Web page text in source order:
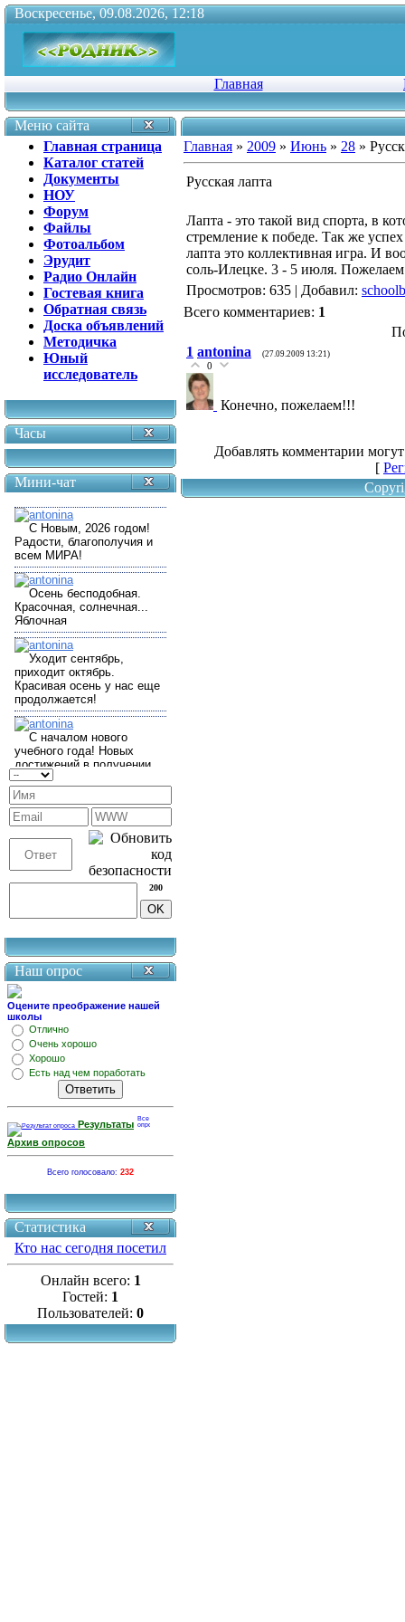
Воскресенье, 09.08.2026, 12:18
Главная
Меню сайта
Главная страница
Каталог статей
Документы
НОУ
Форум
Файлы
Фотоальбом
Эрудит
Радио Онлайн
Гостевая книга
Обратная связь
Доска объявлений
Методичка
Юный
исследователь
Часы
Мини-чат
200
Наш опрос
Оцените преображение нашей
школы
Отлично
Очень хорошо
Хорошо
Есть над чем поработать
Результаты
Архив опросов
Всего голосовало: 232
Статистика
Кто нас сегодня посетил
Онлайн всего: 1
Гостей: 1
Пользователей: 0
Главная » 2009 » Июнь » 28 »
Русская лапта
Лапта - это такой вид спорта, в
стремление к победе. Так же
лапта это коллективная игра. И
соль-Илецке. 3 - 5 июля.
Просмотров: 635 | Добавил:
Всего комментариев: 1
1 antonina (27.09.2009 13:21)
0
Конечно, пожелаем!!!
Добавлять комментарии
[